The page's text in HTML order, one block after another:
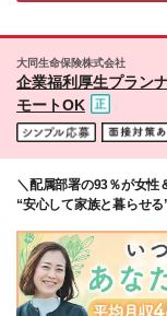
大同生命保険株式会社
企業福利厚生プラン
モートOK
＼配属部署の93％が女性
“安心して家族と暮らせ